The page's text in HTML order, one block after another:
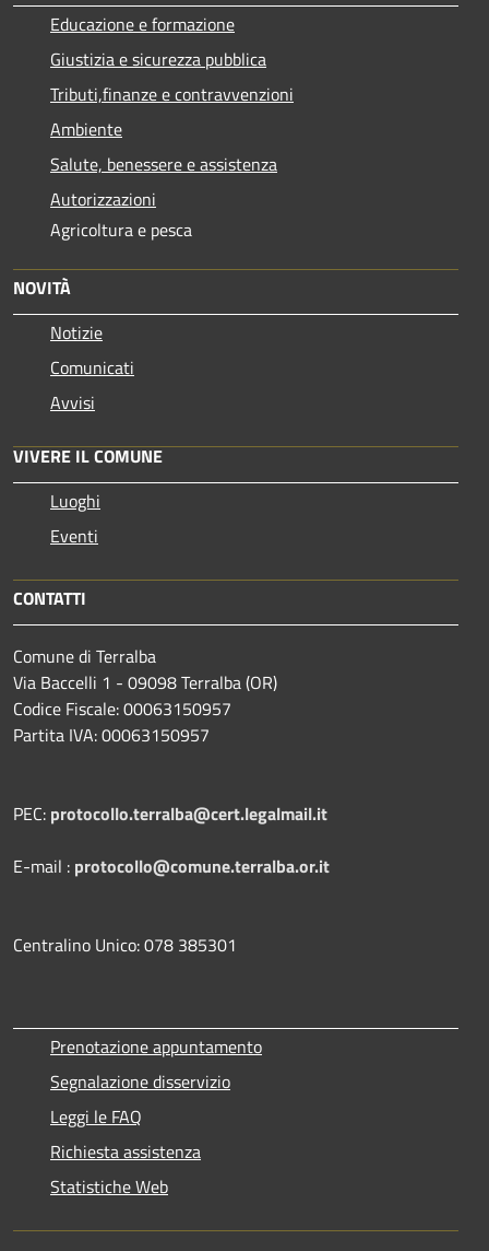
Educazione e formazione
Giustizia e sicurezza pubblica
Tributi,finanze e contravvenzioni
Ambiente
Salute, benessere e assistenza
Autorizzazioni
Agricoltura e pesca
NOVITÀ
Notizie
Comunicati
Avvisi
VIVERE IL COMUNE
Luoghi
Eventi
CONTATTI
Comune di Terralba
Via Baccelli 1 - 09098 Terralba (OR)
Codice Fiscale: 00063150957
Partita IVA: 00063150957
PEC: protocollo.terralba@cert.legalmail.it
E-mail : protocollo@comune.terralba.or.it
Centralino Unico: 078 385301
Prenotazione appuntamento
Segnalazione disservizio
Leggi le FAQ
Richiesta assistenza
Statistiche Web